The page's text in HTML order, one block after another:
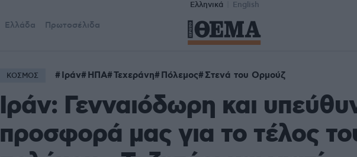
Ελληνικά English
Ελλάδα Πρωτοσέλιδα
ΚΟΣΜΟΣ Ιράν ΗΠΑ Τεχεράνη Πόλεμος Στενά του Ορμούζ
Ιράν: Γενναιόδωρη και
προσφορά μας για το τέλος